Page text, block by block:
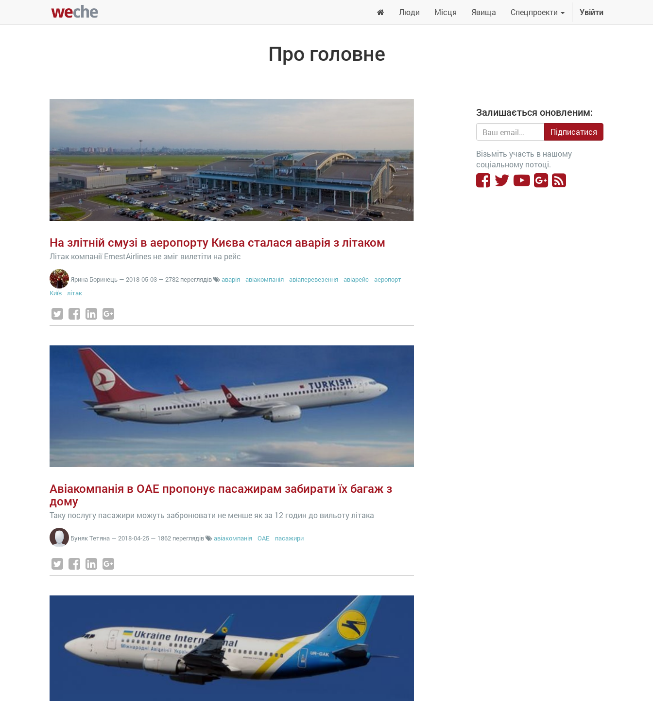
Люди Місця Явища Спецпроекти Увійти
Про головне
На злітній смузі в аеропорту Києва сталася аварія з літаком
Літак компанії ErnestAirlines не зміг вилетіти на рейс
Ярина Боринець — 2018-05-03 — 2782 переглядів аварія авіакомпанія авіаперевезення авіарейс
аеропорт
Київ
літак
Авіакомпанія в ОАЕ пропонує пасажирам забирати їх багаж з
дому
Таку послугу пасажири можуть забронювати не менше як за 12 годин до вильоту літака
Буняк Тетяна — 2018-04-25 — 1862 переглядів авіакомпанія ОАЕ пасажири
Залишається оновленим:
Підписатися
Візьміть участь в нашому
соціальному потоці.